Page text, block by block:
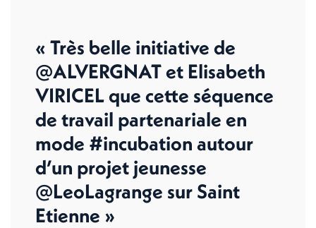
« Très belle initiative de
@ALVERGNAT et Elisabeth
VIRICEL que cette séquence
de travail partenariale en
mode #incubation autour
d’un projet jeunesse
@LeoLagrange sur Saint
Etienne »